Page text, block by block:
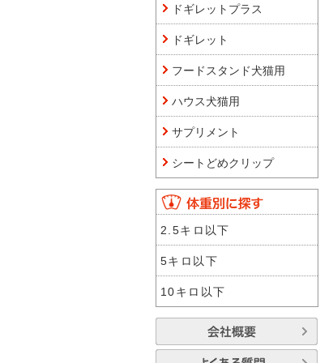
ドギレットプラス
ドギレット
フードスタンド犬猫用
ハウス犬猫用
サプリメント
シートどめクリップ
2.5キロ以下
5キロ以下
10キロ以下